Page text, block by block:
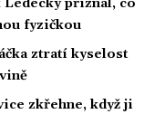
Ledecký přiznal, co
fyzičkou
ztratí kyselost
zkřehne, když ji